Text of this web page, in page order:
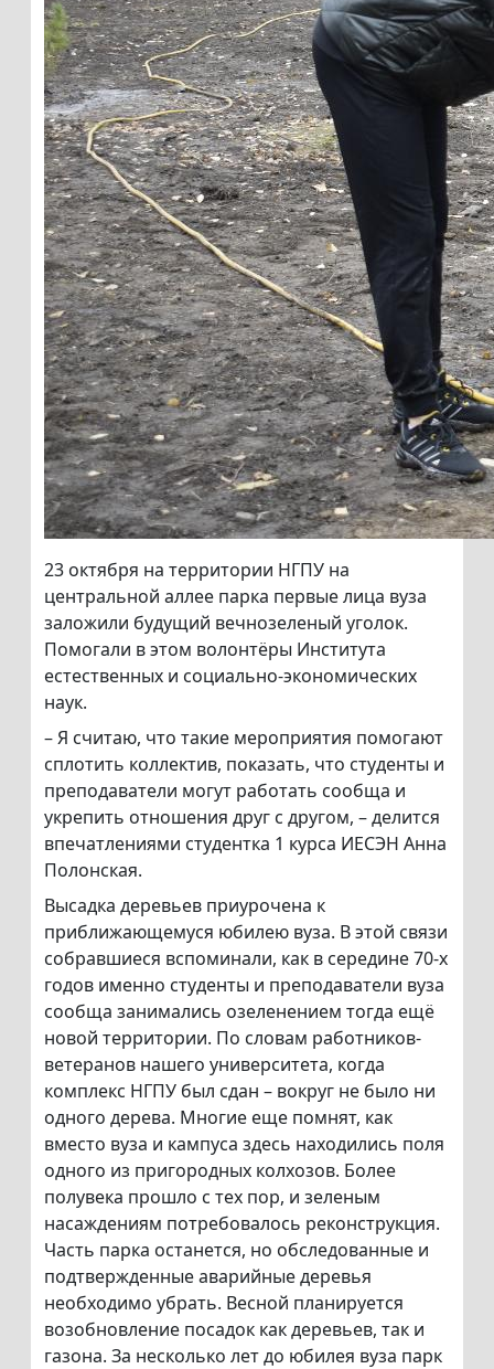
23 октября на территории НГПУ на
центральной аллее парка первые лица вуза
заложили будущий вечнозеленый уголок.
Помогали в этом волонтёры Института
естественных и социально-экономических
наук.
– Я считаю, что такие мероприятия помогают
сплотить коллектив, показать, что студенты и
преподаватели могут работать сообща и
укрепить отношения друг с другом, – делится
впечатлениями студентка 1 курса ИЕСЭН Анна
Полонская.
Высадка деревьев приурочена к
приближающемуся юбилею вуза. В этой связи
собравшиеся вспоминали, как в середине 70-х
годов именно студенты и преподаватели вуза
сообща занимались озеленением тогда ещё
новой территории. По словам работников-
ветеранов нашего университета, когда
комплекс НГПУ был сдан – вокруг не было ни
одного дерева. Многие еще помнят, как
вместо вуза и кампуса здесь находились поля
одного из пригородных колхозов. Более
полувека прошло с тех пор, и зеленым
насаждениям потребовалось реконструкция.
Часть парка останется, но обследованные и
подтвержденные аварийные деревья
необходимо убрать. Весной планируется
возобновление посадок как деревьев, так и
газона. За несколько лет до юбилея вуза парк